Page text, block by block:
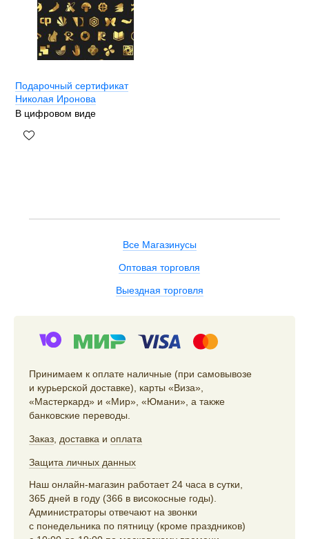
Подарочный сертификат
Николая Иронова
В цифровом виде
Все Магазинусы
Оптовая торговля
Выездная торговля
Принимаем к оплате наличные (при самовывозе
и курьерской доставке), карты «Виза»,
«Мастеркард» и «Мир», «Юмани», а также
банковские переводы.
Заказ доставка и оплата
Защита личных данных
Наш онлайн-магазин работает 24 часа в сутки,
365 дней в году (366 в високосные годы).
Администраторы отвечают на звонки
с понедельника по пятницу (кроме праздников)